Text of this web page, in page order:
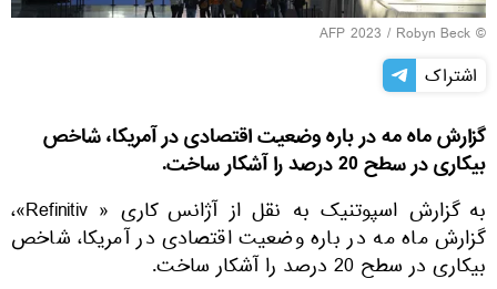
© AFP 2023 / Robyn Beck
اشتراک
گزارش ماه مه در باره وضعیت اقتصادی در آمریکا، شاخص
بیکاری در سطح 20 درصد را آشکار ساخت.
به گزارش اسپوتنیک به نقل از آژانس کاری « Refinitiv»،
گزارش ماه مه در باره وضعیت اقتصادی در آمریکا، شاخص
بیکاری در سطح 20 درصد را آشکار ساخت.